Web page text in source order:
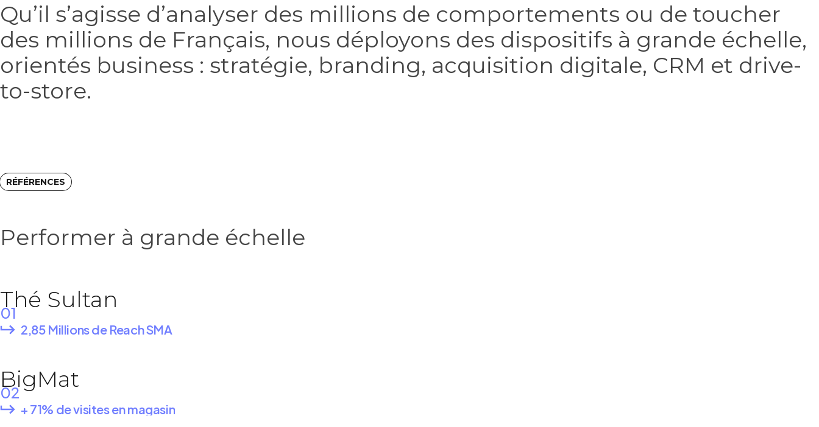
Qu’il s’agisse d’analyser des millions de comportements ou de toucher
des millions de Français, nous déployons des dispositifs à grande échelle,
orientés business : stratégie, branding, acquisition digitale, CRM et drive-
to-store.
RÉFÉRENCES
Performer à grande échelle
Thé Sultan
01
2,85 Millions de Reach SMA
BigMat
02
+ 71% de visites en magasin